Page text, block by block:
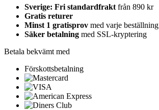
Sverige: Fri standardfrakt från 890 kr
Gratis returer
Minst 1 gratisprov med varje beställning
Säker betalning med SSL-kryptering
Betala bekvämt med
Förskottsbetalning